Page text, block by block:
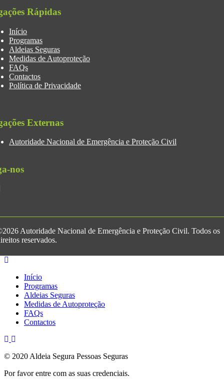
Rápidas
Início
Programas
Aldeias Seguras
Medidas de Autoproteção
FAQs
Contactos
Política de Privacidade
Externas
Autoridade Nacional de Emergência e Proteção Civil
nos
Autoridade Nacional de Emergência e Proteção Civil. Todos os
reservados.
Início
Programas
Aldeias Seguras
Medidas de Autoproteção
FAQs
Contactos
© 2020 Aldeia Segura Pessoas Seguras
Por favor entre com as suas credenciais.